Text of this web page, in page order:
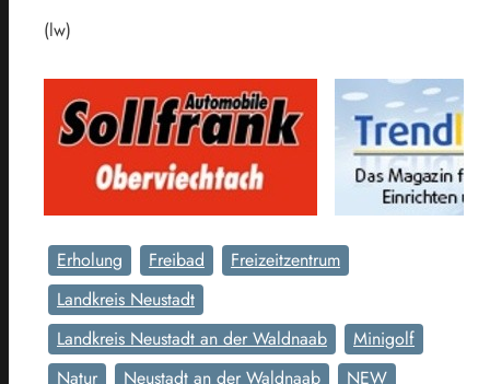
(lw)
Erholung Freibad
Freizeitzentrum
Landkreis Neustadt
Landkreis Neustadt an der Waldnaab
Minigolf
Natur
Neustadt an der Waldnaab
NEW